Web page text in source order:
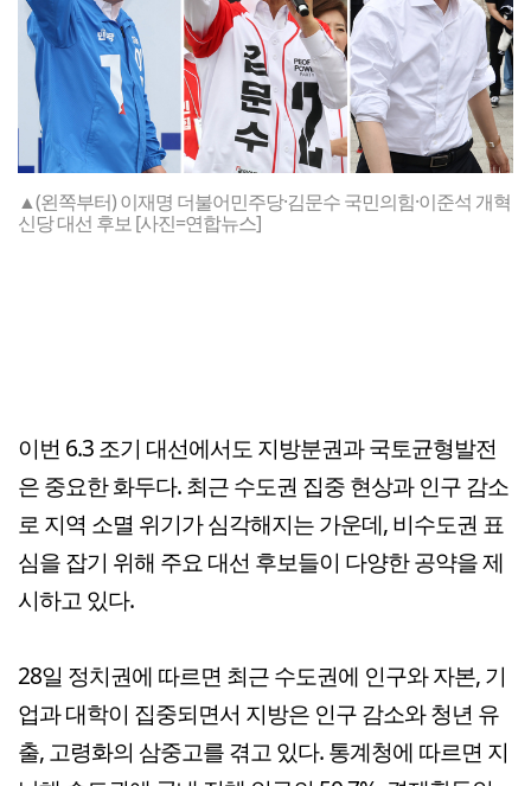
▲(왼쪽부터) 이재명 더불어민주당·김문수 국민의힘·이준석 개혁
신당 대선 후보 [사진=연합뉴스]
이번 6.3 조기 대선에서도 지방분권과 국토균형발전
은 중요한 화두다. 최근 수도권 집중 현상과 인구 감소
로 지역 소멸 위기가 심각해지는 가운데, 비수도권 표
심을 잡기 위해 주요 대선 후보들이 다양한 공약을 제
시하고 있다.
28일 정치권에 따르면 최근 수도권에 인구와 자본, 기
업과 대학이 집중되면서 지방은 인구 감소와 청년 유
출, 고령화의 삼중고를 겪고 있다. 통계청에 따르면 지